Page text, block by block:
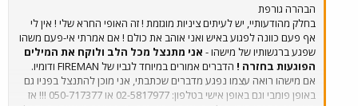
הבהרה גורפת
בחלק מהודעותיי, יש לעיתים ציניות מוגזמת ! זה האופי החרא שלי ! אין לי
אף פעם כוונה לפגוע באיש ואני אוהב את כולם ! אם אמרתי אי-פעם משהו
שפגע ברגשותיו של מישהו - אני מתנצל מכל הלב ולוקח את המילים
הפוגעות בחזרה !
הדברים אמורים במיוחד לגביו של FIREMAN ודומיו.
אם מישהו רואה עצמו נפגע מדברים שכתבתי, אני מוכן להתנצל בפניו גם
באופן פומבי וגם באופן אישי בטלפון: 02-5817977 או 050-717377 !!! אז